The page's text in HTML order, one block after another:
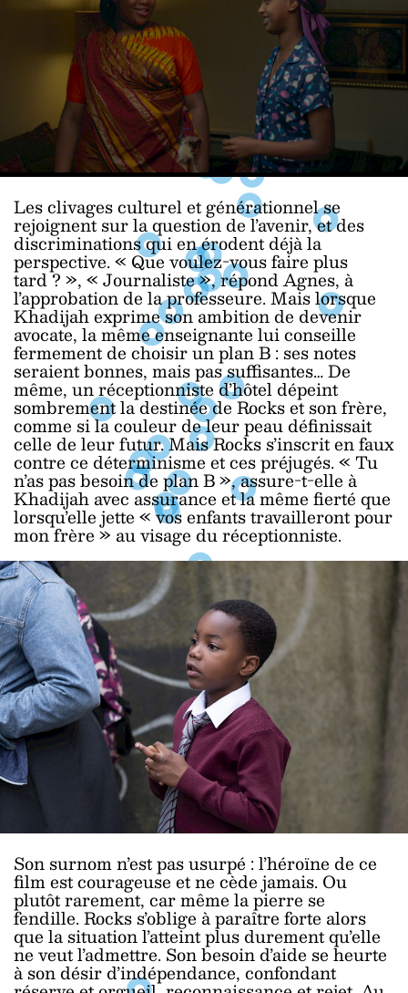
Les clivages culturel et générationnel se
rejoignent sur la question de l’avenir, et des
discriminations qui en érodent déjà la
perspective. « Que voulez-vous faire plus
tard ? », « Journaliste », répond Agnes, à
l’approbation de la professeure. Mais lorsque
Khadijah exprime son ambition de devenir
avocate, la même enseignante lui conseille
fermement de choisir un plan B : ses notes
seraient bonnes, mais pas suffisantes… De
même, un réceptionniste d’hôtel dépeint
sombrement la destinée de Rocks et son frère,
comme si la couleur de leur peau définissait
celle de leur futur. Mais Rocks s’inscrit en faux
contre ce déterminisme et ces préjugés. « Tu
n’as pas besoin de plan B », assure-t-elle à
Khadijah avec assurance et la même fierté que
lorsqu’elle jette « vos enfants travailleront pour
mon frère » au visage du réceptionniste.
Son surnom n’est pas usurpé : l’héroïne de ce
film est courageuse et ne cède jamais. Ou
plutôt rarement, car même la pierre se
fendille. Rocks s’oblige à paraître forte alors
que la situation l’atteint plus durement qu’elle
ne veut l’admettre. Son besoin d’aide se heurte
à son désir d’indépendance, confondant